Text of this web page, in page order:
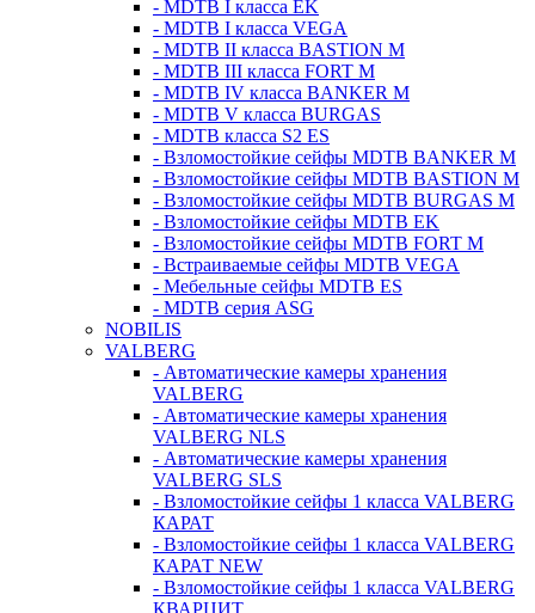
- MDTB I класса EK
- MDTB I класса VEGA
- MDTB II класса BASTION M
- MDTB III класса FORT M
- MDTB IV класса BANKER M
- MDTB V класса BURGAS
- MDTB класса S2 ES
- Взломостойкие сейфы MDTB BANKER M
- Взломостойкие сейфы MDTB BASTION M
- Взломостойкие сейфы MDTB BURGAS M
- Взломостойкие сейфы MDTB EK
- Взломостойкие сейфы MDTB FORT M
- Встраиваемые сейфы MDTB VEGA
- Мебельные сейфы MDTB ES
- MDTB серия ASG
NOBILIS
VALBERG
- Автоматические камеры хранения
VALBERG
- Автоматические камеры хранения
VALBERG NLS
- Автоматические камеры хранения
VALBERG SLS
- Взломостойкие сейфы 1 класса VALBERG
КАРАТ
- Взломостойкие сейфы 1 класса VALBERG
КАРАТ NEW
- Взломостойкие сейфы 1 класса VALBERG
КВАРЦИТ